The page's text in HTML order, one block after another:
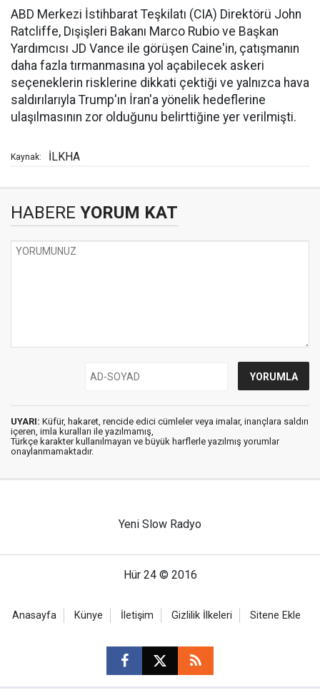
ABD Merkezi İstihbarat Teşkilatı (CIA) Direktörü John
Ratcliffe, Dışişleri Bakanı Marco Rubio ve Başkan
Yardımcısı JD Vance ile görüşen Caine'in, çatışmanın
daha fazla tırmanmasına yol açabilecek askeri
seçeneklerin risklerine dikkati çektiği ve yalnızca hava
saldırılarıyla Trump'ın İran'a yönelik hedeflerine
ulaşılmasının zor olduğunu belirttiğine yer verilmişti.
Kaynak: İLKHA
HABERE YORUM KAT
UYARI: Küfür, hakaret, rencide edici cümleler veya imalar, inançlara saldırı
içeren, imla kuralları ile yazılmamış,
Türkçe karakter kullanılmayan ve büyük harflerle yazılmış yorumlar
onaylanmamaktadır.
Yeni Slow Radyo
Hür 24 © 2016
Anasayfa Künye İletişim Gizlilik İlkeleri Sitene Ekle